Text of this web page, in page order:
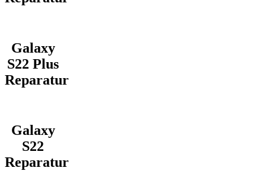
Galaxy
S22 Plus
Reparatur
Galaxy
S22
Reparatur